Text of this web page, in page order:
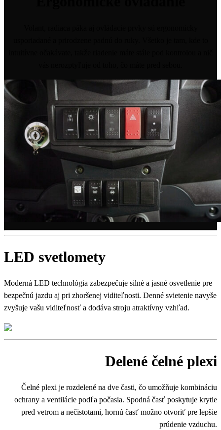
LED svetlomety
Moderná LED technológia zabezpečuje silné a jasné osvetlenie pre
bezpečnú jazdu aj pri zhoršenej viditeľnosti. Denné svietenie navyše
zvyšuje vašu viditeľnosť a dodáva stroju atraktívny vzhľad.
Delené čelné plexi
Čelné plexi je rozdelené na dve časti, čo umožňuje kombináciu
ochrany a ventilácie podľa počasia. Spodná časť poskytuje krytie
pred vetrom a nečistotami, hornú časť možno otvoriť pre lepšie
prúdenie vzduchu.